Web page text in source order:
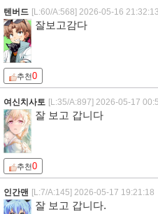
텐버드 [L:60/A:568] 2026-05-16 21:32:13
잘보고감다
추천0
여신치사토 [L:35/A:897] 2026-05-17
잘 보고 갑니다
추천0
인간맨 [L:7/A:145] 2026-05-17 19:21:18
잘 보고 갑니다.